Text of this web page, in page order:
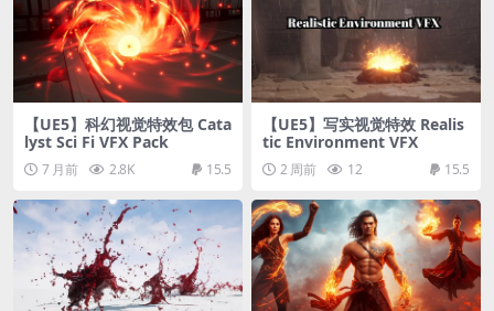
【UE5】科幻视觉特效包 Cata
lyst Sci Fi VFX Pack
7 月前 2.8K 15.5
【UE5】写实视觉特效 Realis
tic Environment VFX
2 周前 12 15.5